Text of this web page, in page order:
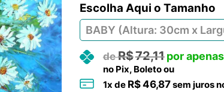
Tamanho
R$72,11
no Pix, Boleto ou
1x de R$46,87sem juros